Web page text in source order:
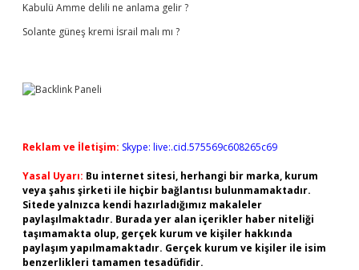
Kabulü Amme delili ne anlama gelir ?
Solante güneş kremi İsrail malı mı ?
Reklam ve İletişim: Skype: live:.cid.575569c608265c69
Yasal Uyarı: Bu internet sitesi, herhangi bir marka, kurum
veya şahıs şirketi ile hiçbir bağlantısı bulunmamaktadır.
Sitede yalnızca kendi hazırladığımız makaleler
paylaşılmaktadır. Burada yer alan içerikler haber niteliği
taşımamakta olup, gerçek kurum ve kişiler hakkında
paylaşım yapılmamaktadır. Gerçek kurum ve kişiler ile isim
benzerlikleri tamamen tesadüfidir.